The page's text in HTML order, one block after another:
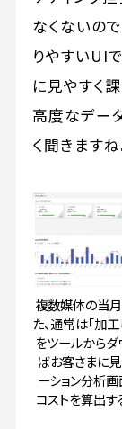
なくないの
りやすいUI
に見やすく
高度なデー
く聞きますね
複数媒体の当月
た、通常は「加
をツールから
ばお客さまに見
ーション分析
コストを算出す